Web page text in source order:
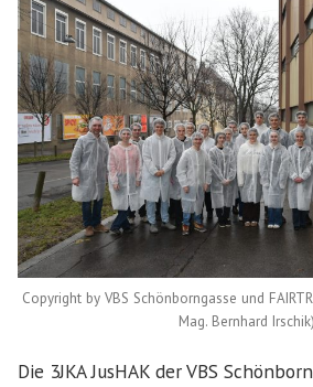
Copyright by VBS Schönborngasse und
Mag. Bernhard Irschik)
Die 3JKA JusHAK der VBS